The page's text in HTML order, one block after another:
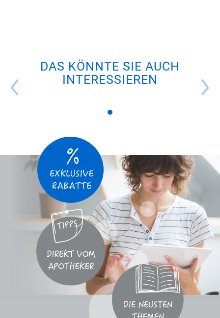
DAS KÖNNTE SIE AUCH
INTERESSIEREN